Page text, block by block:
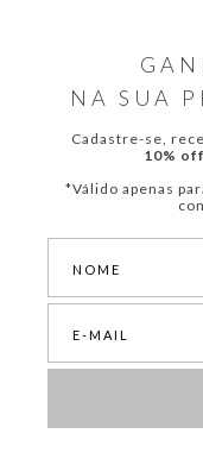
NA SUA
Cadastre-se,
10%
*Válido apenas